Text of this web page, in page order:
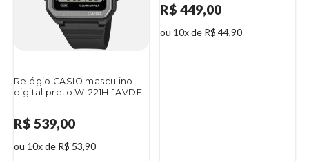
Relógio CASIO masculino
digital preto W-221H-1AVDF
R$ 539,00
ou 10x de R$ 53,90
R$ 449,00
ou 10x de R$ 44,90